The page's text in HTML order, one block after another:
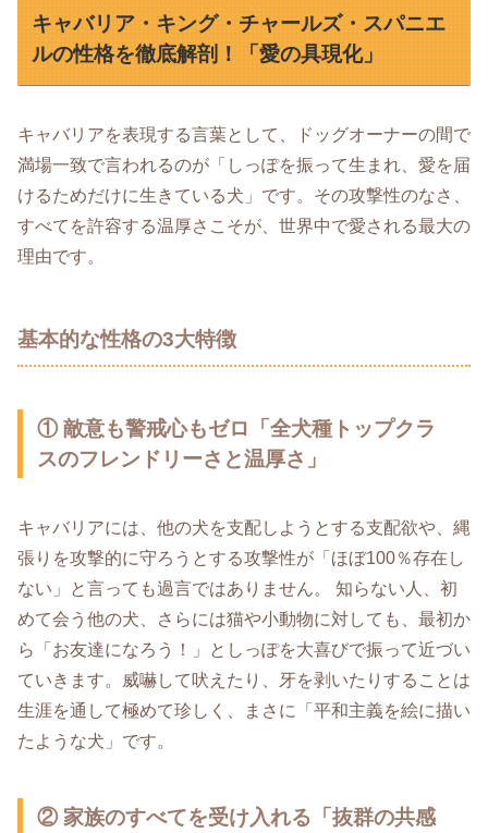
キャバリア・キング・チャールズ・スパニエ
ルの性格を徹底解剖！「愛の具現化」
キャバリアを表現する言葉として、ドッグオーナーの間で
満場一致で言われるのが「しっぽを振って生まれ、愛を届
けるためだけに生きている犬」です。その攻撃性のなさ、
すべてを許容する温厚さこそが、世界中で愛される最大の
理由です。
基本的な性格の3大特徴
① 敵意も警戒心もゼロ「全犬種トップクラ
スのフレンドリーさと温厚さ」
キャバリアには、他の犬を支配しようとする支配欲や、縄
張りを攻撃的に守ろうとする攻撃性が「ほぼ100％存在し
ない」と言っても過言ではありません。 知らない人、初
めて会う他の犬、さらには猫や小動物に対しても、最初か
ら「お友達になろう！」としっぽを大喜びで振って近づい
ていきます。威嚇して吠えたり、牙を剥いたりすることは
生涯を通して極めて珍しく、まさに「平和主義を絵に描い
たような犬」です。
② 家族のすべてを受け入れる「抜群の共感